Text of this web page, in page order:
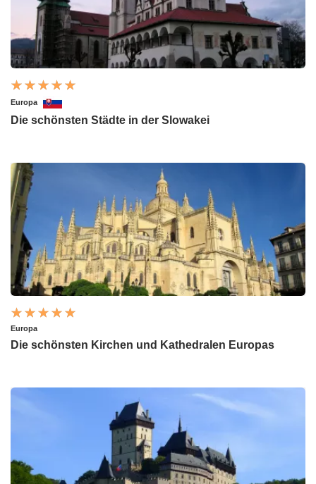
Europa
Die schönsten Städte in der Slowakei
Europa
Die schönsten Kirchen und Kathedralen Europas